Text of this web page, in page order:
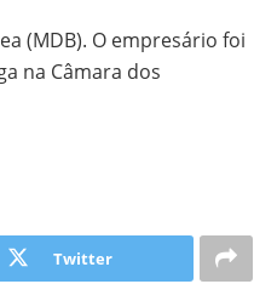
(MDB). O empresário foi
na Câmara dos
Twitter